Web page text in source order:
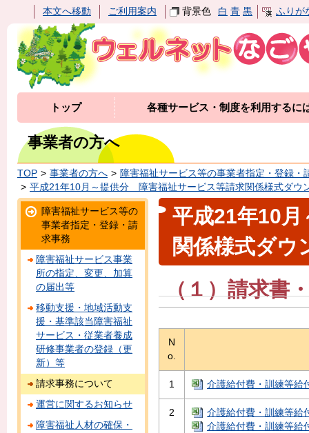
本文へ移動 ご利用案内 背景色 白 青 黒 ふりが
トップ 各種サービス・制度を利用するに
事業者の方へ
TOP 事業者の方へ
障害福祉サービス等の事業者指定・登録・
平成21年10月～提供分 障害福祉サービス等請求関係様式ダウ
平成21年10
関係様式ダウ
（１）請求書
N
o.
1 介護給付費・訓練等給
2
介護給付費・訓練等給
介護給付費・訓練等給
障害福祉サービス等の
事業者指定・登録・請
求事務
障害福祉サービス事業
所の指定、変更、加算
の届出等
移動支援・地域活動支
援・基準該当障害福祉
サービス・従業者養成
研修事業者の登録（更
新）等
請求事務について
運営に関するお知らせ
障害福祉人材の確保・